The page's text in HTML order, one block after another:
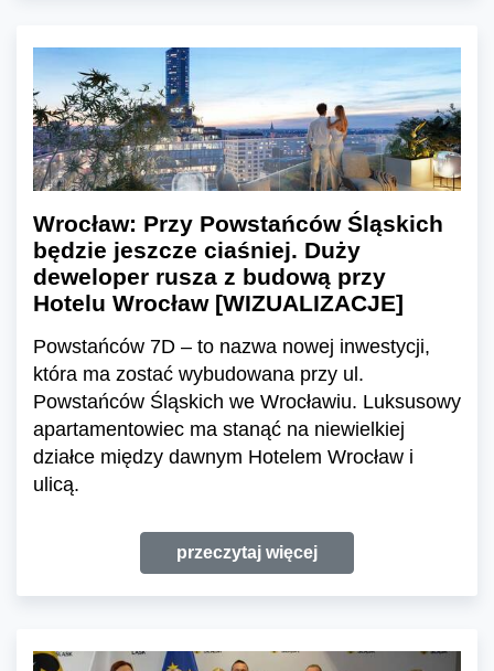
Wrocław: Przy Powstańców Śląskich
będzie jeszcze ciaśniej. Duży
deweloper rusza z budową przy
Hotelu Wrocław [WIZUALIZACJE]
Powstańców 7D – to nazwa nowej inwestycji,
która ma zostać wybudowana przy ul.
Powstańców Śląskich we Wrocławiu. Luksusowy
apartamentowiec ma stanąć na niewielkiej
działce między dawnym Hotelem Wrocław i
ulicą.
przeczytaj więcej